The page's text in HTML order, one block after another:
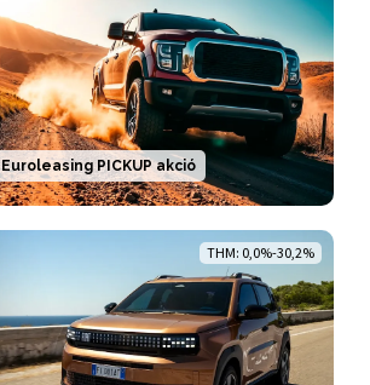
Euroleasing PICKUP akció
THM: 0,0%-30,2%